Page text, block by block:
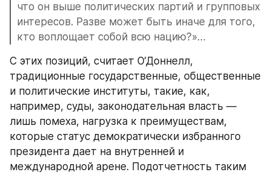
что он выше политических партий и групповых
интересов. Разве может быть иначе для того,
кто воплощает собой всю нацию?»…
С этих позиций, считает О’Доннелл,
традиционные государственные, общественные
и политические институты, такие, как,
например, суды, законодательная власть —
лишь помеха, нагрузка к преимуществам,
которые статус демократически избранного
президента дает на внутренней и
международной арене. Подотчетность таким